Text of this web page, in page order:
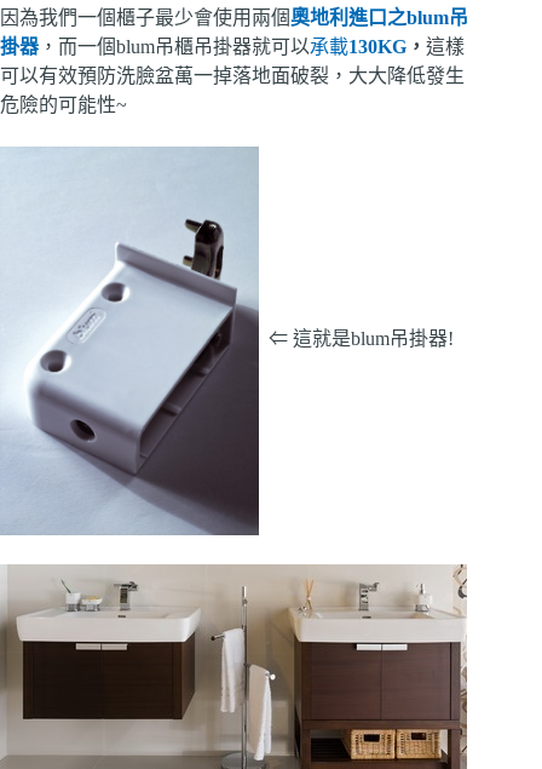
因為我們一個櫃子最少會使用兩個奧地利進口之blum吊
掛器 ，而一個blum吊櫃吊掛器就可以承載130KG ， 這樣
可以有效預防洗臉盆萬一掉落地面破裂，大大降低發生
危險的可能性~
⇐ 這就是blum吊掛器!